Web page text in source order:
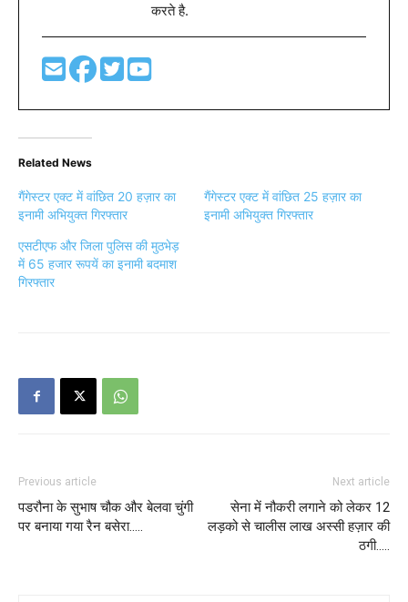
करते है.
Related News
गैंगेस्टर एक्ट में वांछित 20 हज़ार का
इनामी अभियुक्त गिरफ्तार
गैंगेस्टर एक्ट में वांछित 25 हज़ार का
इनामी अभियुक्त गिरफ्तार
एसटीएफ और जिला पुलिस की मुठभेड़
में 65 हजार रूपयें का इनामी बदमाश
गिरफ्तार
Previous article
पडरौना के सुभाष चौक और बेलवा चुंगी
पर बनाया गया रैन बसेरा…..
Next article
सेना में नौकरी लगाने को लेकर 12
लड़को से चालीस लाख अस्सी हज़ार की
ठगी…..